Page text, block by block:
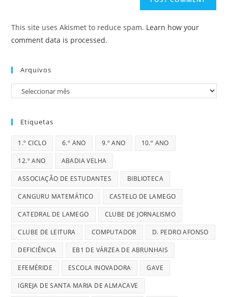
This site uses Akismet to reduce spam. Learn how your
comment data is processed.
Arquivos
Arquivos
Etiquetas
1.º CICLO 6.º ANO 9.º ANO 10.º ANO
12.º ANO ABADIA VELHA
ASSOCIAÇÃO DE ESTUDANTES BIBLIOTECA
CANGURU MATEMÁTICO CASTELO DE LAMEGO
CATEDRAL DE LAMEGO CLUBE DE JORNALISMO
CLUBE DE LEITURA COMPUTADOR D. PEDRO AFONSO
DEFICIÊNCIA EB1 DE VÁRZEA DE ABRUNHAIS
EFEMÉRIDE ESCOLA INOVADORA GAVE
IGREJA DE SANTA MARIA DE ALMACAVE